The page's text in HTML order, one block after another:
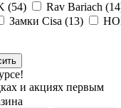
(54) Rav Bariach (14
Замки Cisa (13)
и акциях первым